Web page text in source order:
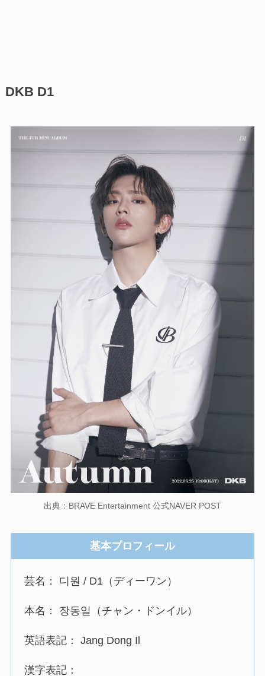
DKB D1
出典：BRAVE Entertainment 公式NAVER POST
基本プロフィール
芸名： 디원 / D1（ディーワン）
本名： 장동일（チャン・ドンイル）
英語表記： Jang Dong Il
漢字表記：